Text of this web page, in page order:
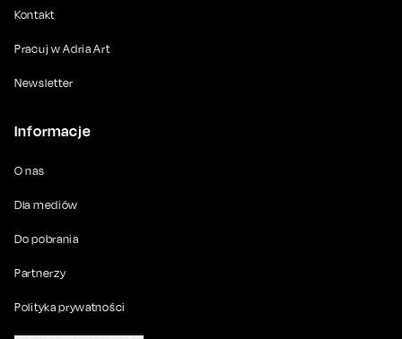
Kontakt
Pracuj w Adria Art
Newsletter
Informacje
O nas
Dla mediów
Do pobrania
Partnerzy
Polityka prywatności